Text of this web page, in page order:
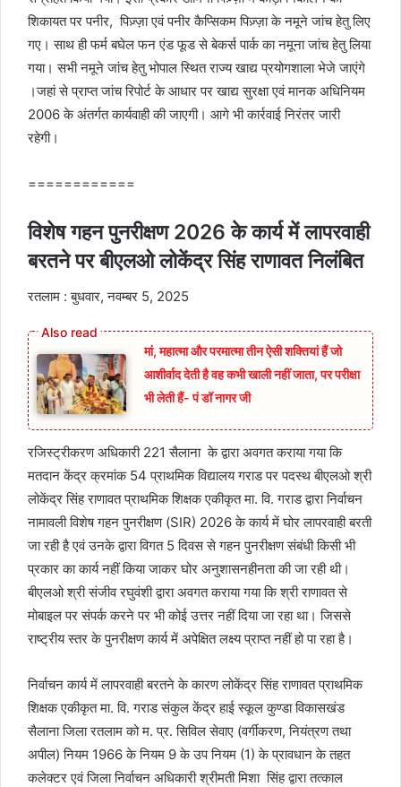
शिकायत पर पनीर, पिज़्ज़ा एवं पनीर कैप्सिकम पिज़्ज़ा के नमूने जांच हेतु लिए
गए। साथ ही फर्म बघेल फन एंड फूड से बेकर्स पार्क का नमूना जांच हेतु लिया
गया। सभी नमूने जांच हेतु भोपाल स्थित राज्य खाद्य प्रयोगशाला भेजे जाएंगे
।जहां से प्राप्त जांच रिपोर्ट के आधार पर खाद्य सुरक्षा एवं मानक अधिनियम
2006 के अंतर्गत कार्यवाही की जाएगी। आगे भी कार्रवाई निरंतर जारी
रहेगी।
============
विशेष गहन पुनरीक्षण 2026 के कार्य में लापरवाही
बरतने पर बीएलओ लोकेंद्र सिंह राणावत निलंबित
रतलाम : बुधवार, नवम्बर 5, 2025
मां, महात्मा और परमात्मा तीन ऐसी शक्तियां हैं जो
आशीर्वाद देती है वह कभी खाली नहीं जाता, पर परीक्षा
भी लेती हैं- पं डॉ नागर जी
रजिस्ट्रीकरण अधिकारी 221 सैलाना के द्वारा अवगत कराया गया कि
मतदान केंद्र क्रमांक 54 प्राथमिक विद्यालय गराड पर पदस्थ बीएलओ श्री
लोकेंद्र सिंह राणावत प्राथमिक शिक्षक एकीकृत मा. वि. गराड द्वारा निर्वाचन
नामावली विशेष गहन पुनरीक्षण (SIR) 2026 के कार्य में घोर लापरवाही बरती
जा रही है एवं उनके द्वारा विगत 5 दिवस से गहन पुनरीक्षण संबंधी किसी भी
प्रकार का कार्य नहीं किया जाकर घोर अनुशासनहीनता की जा रही थी।
बीएलओ श्री संजीव रघुवंशी द्वारा अवगत कराया गया कि श्री राणावत से
मोबाइल पर संपर्क करने पर भी कोई उत्तर नहीं दिया जा रहा था। जिससे
राष्ट्रीय स्तर के पुनरीक्षण कार्य में अपेक्षित लक्ष्य प्राप्त नहीं हो पा रहा है।
निर्वाचन कार्य में लापरवाही बरतने के कारण लोकेंद्र सिंह राणावत प्राथमिक
शिक्षक एकीकृत मा. वि. गराड संकुल केंद्र हाई स्कूल कुण्डा विकासखंड
सैलाना जिला रतलाम को म. प्र. सिविल सेवाए (वर्गीकरण, नियंत्रण तथा
अपील) नियम 1966 के नियम 9 के उप नियम (1) के प्रावधान के तहत
कलेक्टर एवं जिला निर्वाचन अधिकारी श्रीमती मिशा सिंह द्वारा तत्काल